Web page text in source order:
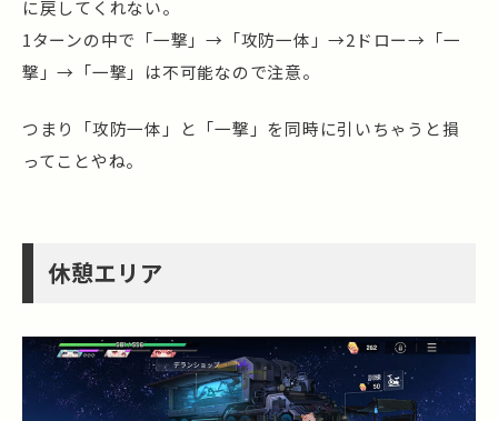
に戻してくれない。
1ターンの中で「一撃」→「攻防一体」→2ドロー→「一
撃」→「一撃」は不可能なので注意。
つまり「攻防一体」と「一撃」を同時に引いちゃうと損
ってことやね。
休憩エリア